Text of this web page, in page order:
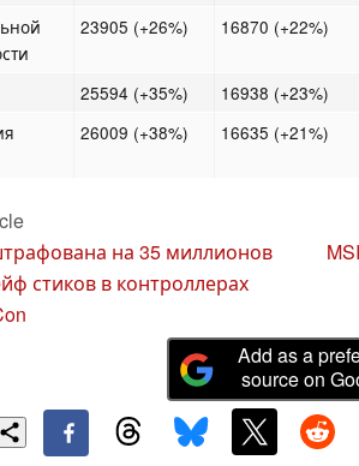
23905 (+26%) 16870 (+22%)
25594 (+35%) 16938 (+23%)
26009 (+38%) 16635 (+21%)
на 35 миллионов
стиков в контроллерах
Add as a
source on